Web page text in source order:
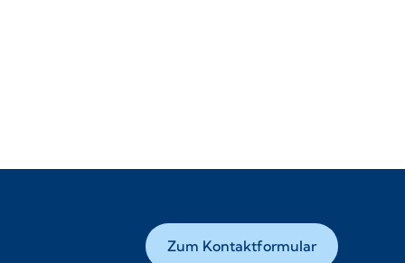
Zum Kontaktformular